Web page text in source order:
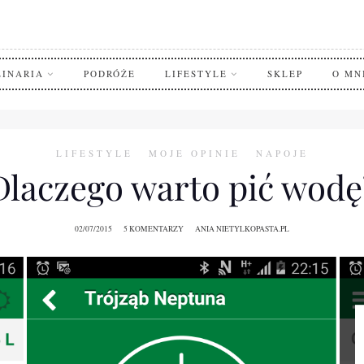
PODRÓŻE LIFESTYLE SKLEP O
LIFESTYLE MOJE OPINIE NAPOJE
warto pić
02/07/2015 5 KOMENTARZY ANIA NIETYLKOPASTA.PL